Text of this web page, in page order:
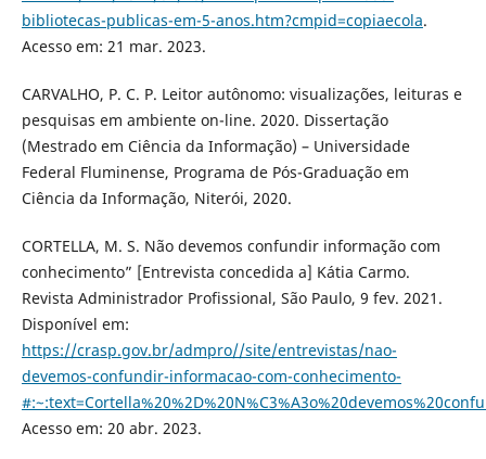
bibliotecas-publicas-em-5-anos.htm?cmpid=copiaecola.
Acesso em: 21 mar. 2023.
CARVALHO, P. C. P. Leitor autônomo: visualizações, leituras e
pesquisas em ambiente on-line. 2020. Dissertação
(Mestrado em Ciência da Informação) – Universidade
Federal Fluminense, Programa de Pós-Graduação em
Ciência da Informação, Niterói, 2020.
CORTELLA, M. S. Não devemos confundir informação com
conhecimento” [Entrevista concedida a] Kátia Carmo.
Revista Administrador Profissional, São Paulo, 9 fev. 2021.
Disponível em:
https://crasp.gov.br/admpro//site/entrevistas/nao-
devemos-confundir-informacao-com-conhecimento-
Acesso em: 20 abr. 2023.